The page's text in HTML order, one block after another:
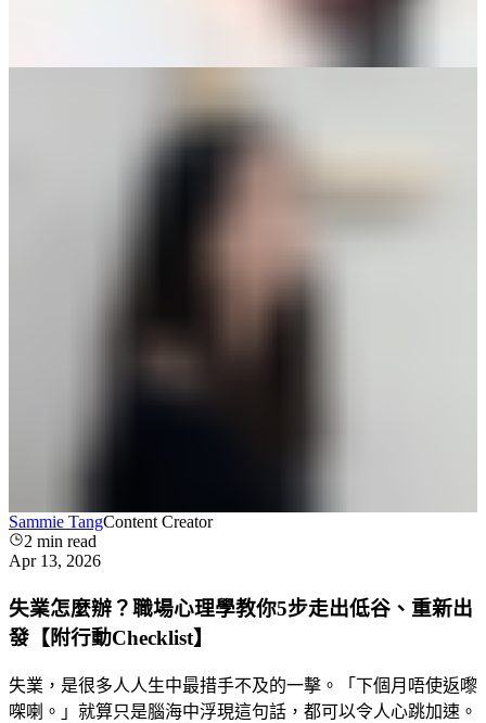
Sammie TangContent Creator
2 min read
Apr 13, 2026
失業怎麼辦？職場心理學教你5步走出低谷、重新出
發【附行動Checklist】
失業，是很多人人生中最措手不及的一擊。「下個月唔使返嚟
㗎喇。」就算只是腦海中浮現這句話，都可以令人心跳加速。